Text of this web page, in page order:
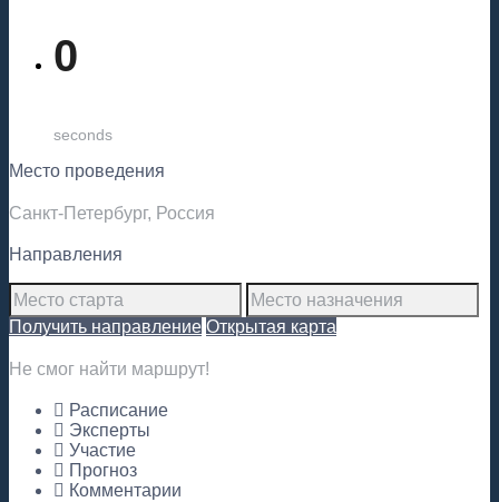
0
seconds
Место проведения
Санкт-Петербург, Россия
Направления
Получить направление Открытая карта
Не смог найти маршрут!
Расписание
Эксперты
Участие
Прогноз
Комментарии